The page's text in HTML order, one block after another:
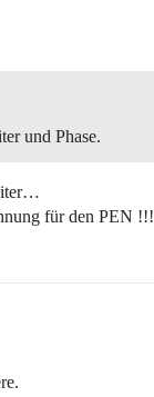
und Phase.
für den PEN !!!